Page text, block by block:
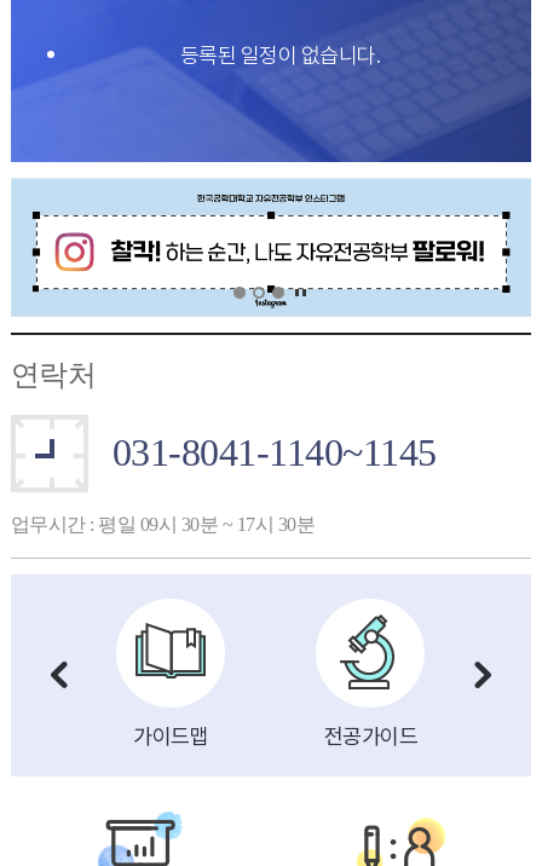
등록된 일정이 없습니다.
연락처
031-8041-1140~1145
업무시간 : 평일 09시 30분 ~ 17시 30분
가이드맵 전공가이드